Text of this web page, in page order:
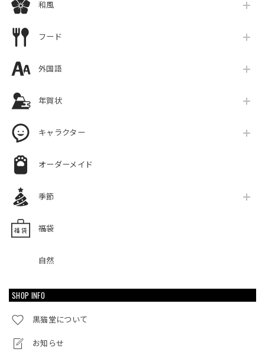
和風
フード
外国語
年賀状
キャラクター
オーダーメイド
季節
福袋
自然
SHOP INFO
黒猫堂について
お知らせ